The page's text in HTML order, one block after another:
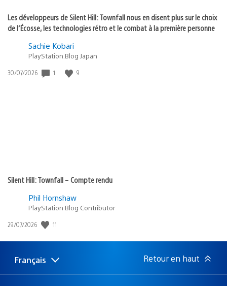
Les développeurs de Silent Hill: Townfall nous en disent plus sur le choix
de l’Écosse, les technologies rétro et le combat à la première personne
Sachie Kobari
PlayStation.Blog Japan
Date
30/07/2026 1 9
Silent Hill: Townfall – Compte rendu
Phil Hornshaw
PlayStation Blog Contributor
Date
publication
29/07/2026 11
Choisir
une
Région
actuelle
Français Retour en haut